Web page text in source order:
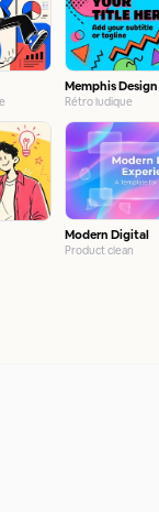
Memphis Design
Rétro ludique
Modern Digital
Product clean